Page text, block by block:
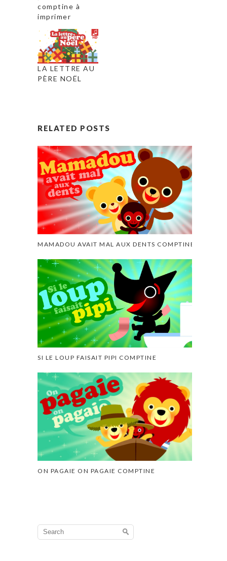
comptine à
imprimer
LA LETTRE AU
PÈRE NOËL
RELATED POSTS
MAMADOU AVAIT MAL AUX DENTS COMPTINE
SI LE LOUP FAISAIT PIPI COMPTINE
ON PAGAIE ON PAGAIE COMPTINE
Search
for: